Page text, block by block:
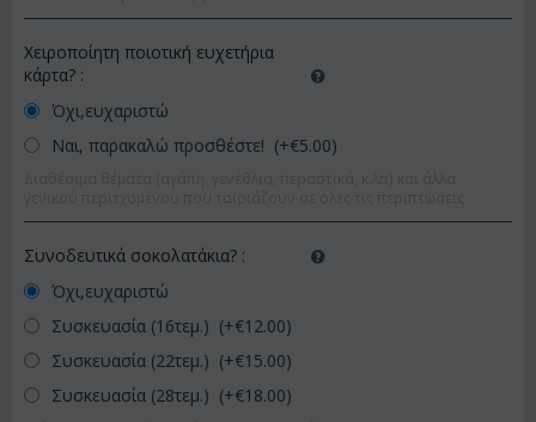
Χειροποίητη ποιοτική ευχετήρια
κάρτα? :
Όχι,ευχαριστώ
Ναι, παρακαλώ προσθέστε! (+€5.00)
Συνοδευτικά σοκολατάκια? :
Όχι,ευχαριστώ
Συσκευασία (16τεμ.) (+€12.00)
Συσκευασία (22τεμ.) (+€15.00)
Συσκευασία (28τεμ.) (+€18.00)